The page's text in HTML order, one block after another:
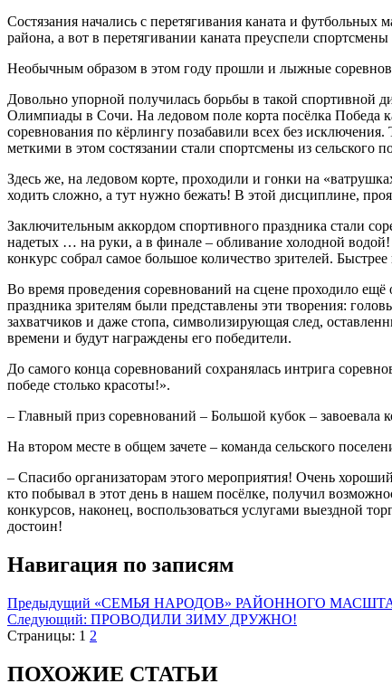
Состязания начались с перетягивания каната и
района, а вот в перетягивании каната преуспели
Необычным образом в этом году прошли и лыжные
Довольно упорной получилась борьбы в такой спортивной
Олимпиады в Сочи. На ледовом поле корта посёлка Победа
соревнования по кёрлингу позабавили всех без
меткими в этом состязании стали спортсмены из сельского
Здесь же, на ледовом корте, проходили и гонки на
ходить сложно, а тут нужно бежать! В этой дисциплине,
Заключительным аккордом спортивного праздника стали
надетых … на руки, а в финале – обливание холодной
конкурс собрал самое большое количество зрителей.
Во время проведения соревнований на сцене проходило ещё
праздника зрителям были представлены эти творения:
захватчиков и даже стопа, символизирующая след,
времени и будут награждены его победители.
До самого конца соревнований сохранялась интрига
победе столько красоты!».
– Главный приз соревнований – Большой кубок – завоевала
На втором месте в общем зачете – команда сельского
– Спасибо организаторам этого мероприятия! Очень
кто побывал в этот день в нашем посёлке, получил
конкурсов, наконец, воспользоваться услугами выездной
достоин!
Навигация по записям
Предыдущий «СЕМЬЯ НАРОДОВ» РАЙОННОГО
Следующий: ПРОВОДИЛИ ЗИМУ ДРУЖНО!
Страницы: 1 2
ПОХОЖИЕ СТАТЬИ